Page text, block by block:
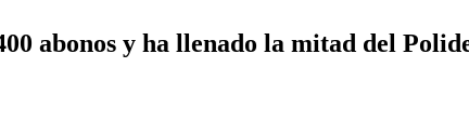
abonos y ha llenado la mitad del